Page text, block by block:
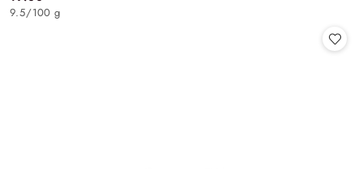
Cena:
9.5/100 g